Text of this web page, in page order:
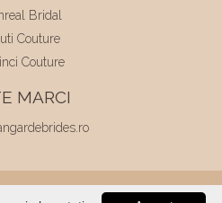
Bridal
Couture
Couture
MARCI